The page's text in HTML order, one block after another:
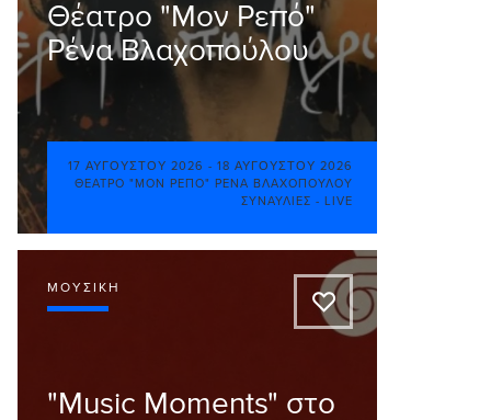
Θέατρο "Μον Ρεπό"
Ρένα Βλαχοπούλου
17 ΑΥΓΟΎΣΤΟΥ 2026 - 18 ΑΥΓΟΎΣΤΟΥ 2026
ΘΈΑΤΡΟ "ΜΟΝ ΡΕΠΌ" ΡΈΝΑ ΒΛΑΧΟΠΟΎΛΟΥ
ΣΥΝΑΥΛΊΕΣ - LIVE
ΜΟΥΣΙΚΉ
A
"Music Moments" στο